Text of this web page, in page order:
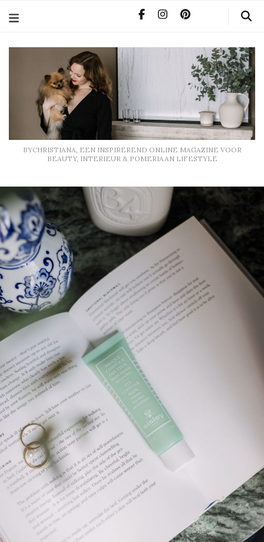
BYCHRISTIANA, EEN INSPIREREND ONLINE MAGAZINE VOOR
BEAUTY, INTERIEUR & POMERIAAN LIFESTYLE